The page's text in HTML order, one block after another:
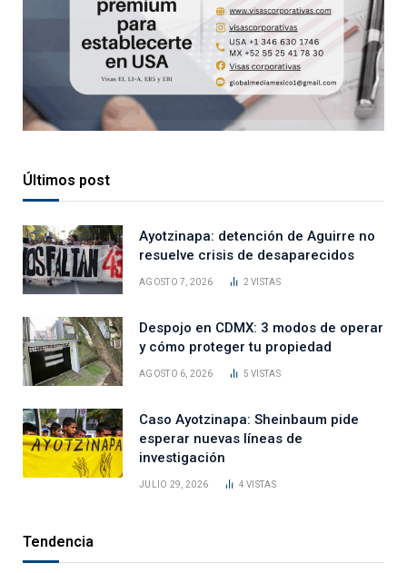
Últimos post
Ayotzinapa: detención de Aguirre no
resuelve crisis de desaparecidos
AGOSTO 7, 2026 2VISTAS
Despojo en CDMX: 3 modos de operar
y cómo proteger tu propiedad
AGOSTO 6, 2026 5VISTAS
Caso Ayotzinapa: Sheinbaum pide
esperar nuevas líneas de
investigación
JULIO 29, 2026 4VISTAS
Tendencia